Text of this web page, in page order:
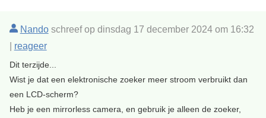
Nandoschreef op dinsdag 17 december 2024 om 16:32
reageer
Dit terzijde...
Wist je dat een elektronische zoeker meer stroom verbruikt dan
een LCD-scherm?
Heb je een mirrorless camera, en gebruik je alleen de zoeker,